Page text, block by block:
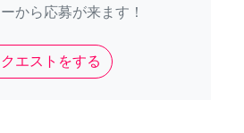
から応募が来ます！
クエストをする